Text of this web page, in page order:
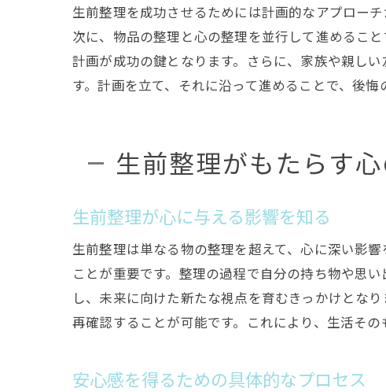
生前整理を成功させるためには計画的なアプロー
次に、物品の整理と心の整理を並行して進めるこ
計画が成功の鍵となります。さらに、家族や親し
す。計画を立て、それに沿って進めることで、後悔
生前整理がもたらす
生前整理が心に与える影響を知る
生前整理は単なる物の整理を超えて、心に深い影
ことが重要です。整理の過程で自分の持ち物や思
し、未来に向けた新たな視点を育むきっかけとな
再確認することが可能です。これにより、生活そ
安心感を得るための具体的なプロセス